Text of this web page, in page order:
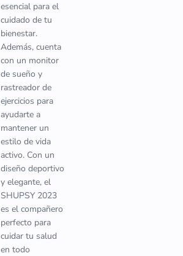
esencial para el
cuidado de tu
bienestar.
Además, cuenta
con un monitor
de sueño y
rastreador de
ejercicios para
ayudarte a
mantener un
estilo de vida
activo. Con un
diseño deportivo
y elegante, el
SHUPSY 2023
es el compañero
perfecto para
cuidar tu salud
en todo